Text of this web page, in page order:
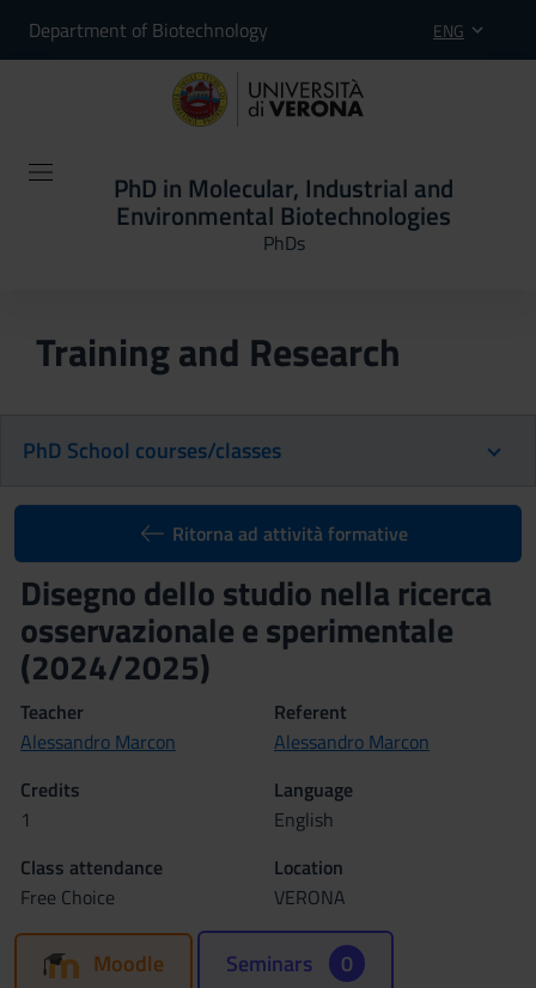
Department of Biotechnology ENG
PhD in Molecular, Industrial and
Environmental Biotechnologies
PhDs
Training and Research
PhD School courses/classes
Ritorna ad attività formative
Disegno dello studio nella ricerca
osservazionale e sperimentale
(2024/2025)
Teacher
Alessandro Marcon
Referent
Alessandro Marcon
Credits
1
Language
English
Class attendance
Free Choice
Location
VERONA
Moodle Seminars 0